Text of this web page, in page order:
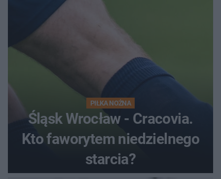
PIŁKA NOŻNA
Śląsk Wrocław - Cracovia.
Kto faworytem niedzielnego
starcia?